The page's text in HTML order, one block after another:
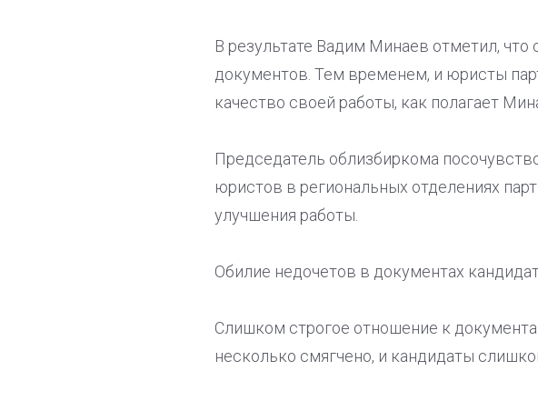
В результате Вадим Минаев отметил,
документов. Тем временем, и юристы
качество своей работы, как полагает
Председатель облизбиркома
юристов в региональных отделениях
улучшения работы.
Обилие недочетов в документах
Слишком строгое отношение к
несколько смягчено, и кандидаты